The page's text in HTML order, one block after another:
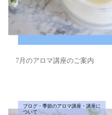
7月のアロマ講座のご案内
ブログ・季節のアロマ講座・講座に
ついて